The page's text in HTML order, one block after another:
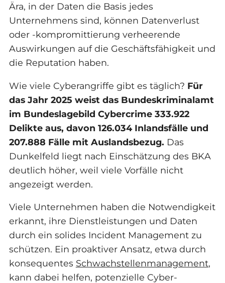
Ära, in der Daten die Basis jedes
Unternehmens sind, können Datenverlust
oder -kompromittierung verheerende
Auswirkungen auf die Geschäftsfähigkeit und
die Reputation haben.
Wie viele Cyberangriffe gibt es täglich? Für
das Jahr 2025 weist das Bundeskriminalamt
im Bundeslagebild Cybercrime 333.922
Delikte aus, davon 126.034 Inlandsfälle und
207.888 Fälle mit Auslandsbezug. Das
Dunkelfeld liegt nach Einschätzung des BKA
deutlich höher, weil viele Vorfälle nicht
angezeigt werden.
Viele Unternehmen haben die Notwendigkeit
erkannt, ihre Dienstleistungen und Daten
durch ein solides Incident Management zu
schützen. Ein proaktiver Ansatz, etwa durch
konsequentes Schwachstellenmanagement,
kann dabei helfen, potenzielle Cyber-